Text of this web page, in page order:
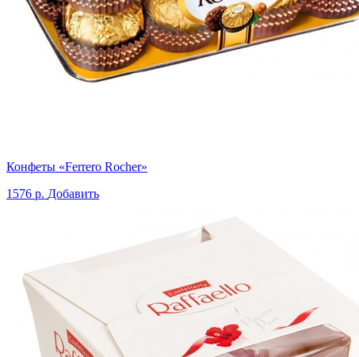
Конфеты «Ferrero Rocher»
1576 р. Добавить